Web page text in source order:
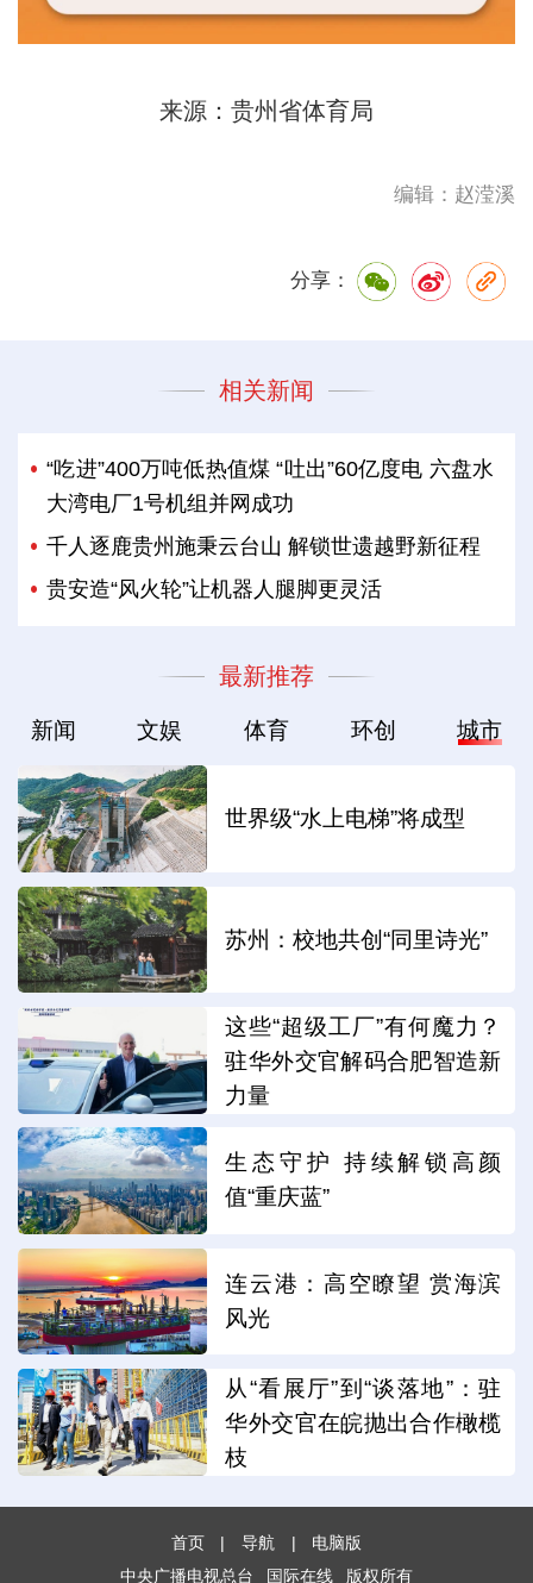
来源：贵州省体育局
编辑：赵滢溪
分享：
相关新闻
“吃进”400万吨低热值煤 “吐出”60亿度电 六盘水
大湾电厂1号机组并网成功
千人逐鹿贵州施秉云台山 解锁世遗越野新征程
贵安造“风火轮”让机器人腿脚更灵活
最新推荐
新闻 文娱 体育 环创 城市
世界级“水上电梯”将成型
苏州：校地共创“同里诗光”
这些“超级工厂”有何魔力？
驻华外交官解码合肥智造新
力量
生态守护 持续解锁高颜
值“重庆蓝”
连云港：高空瞭望 赏海滨
风光
从“看展厅”到“谈落地”：驻
华外交官在皖抛出合作橄榄
枝
首页 | 导航 |
电脑版
中央广播电视总台
国际在线 版权所有